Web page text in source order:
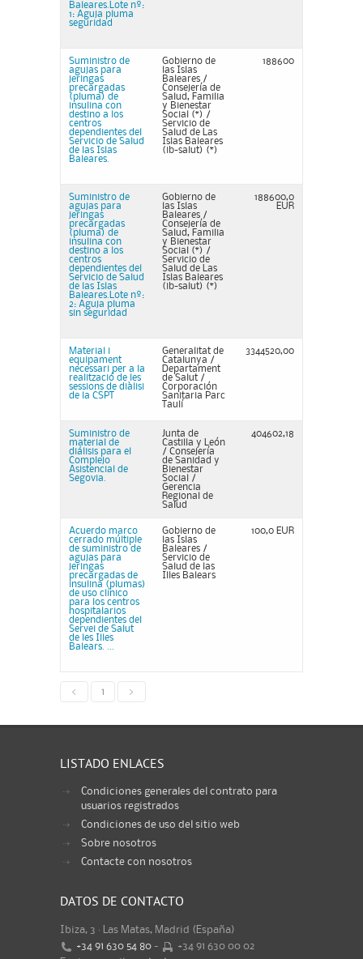
Baleares.Lote nº:
1: Aguja pluma
seguridad
Suministro de
agujas para
jeringas
precargadas
(pluma) de
insulina con
destino a los
centros
dependientes del
Servicio de Salud
de las Islas
Baleares.
Gobierno de
las Islas
Baleares /
Consejería de
Salud, Familia
y Bienestar
Social (*) /
Servicio de
Salud de Las
Islas Baleares
(ib-salut) (*)
188600
Suministro de
agujas para
jeringas
precargadas
(pluma) de
insulina con
destino a los
centros
dependientes del
Servicio de Salud
de las Islas
Baleares.Lote nº:
2: Aguja pluma
sin seguridad
Gobierno de
las Islas
Baleares /
Consejería de
Salud, Familia
y Bienestar
Social (*) /
Servicio de
Salud de Las
Islas Baleares
(ib-salut) (*)
188600,0
EUR
Material i
equipament
necessari per a la
realització de les
sessions de diàlisi
de la CSPT
Generalitat de
Catalunya /
Departament
de Salut /
Corporación
Sanitaria Parc
Taulí
3344520,00
Suministro de
material de
diálisis para el
Complejo
Asistencial de
Segovia.
Junta de
Castilla y León
/ Consejería
de Sanidad y
Bienestar
Social /
Gerencia
Regional de
Salud
404602,18
Acuerdo marco
cerrado múltiple
de suministro de
agujas para
jeringas
precargadas de
insulina (plumas)
de uso clínico
para los centros
hospitalarios
dependientes del
Servei de Salut
de les Illes
Balears. ...
Gobierno de
las Islas
Baleares /
Servicio de
Salud de las
Illes Balears
100,0 EUR
< 1 >
LISTADO ENLACES
Condiciones generales del contrato para
usuarios registrados
Condiciones de uso del sitio web
Sobre nosotros
Contacte con nosotros
DATOS DE CONTACTO
Ibiza, 3 · Las Matas, Madrid (España)
+34 91 630 54 80 -
+34 91 630 00 02